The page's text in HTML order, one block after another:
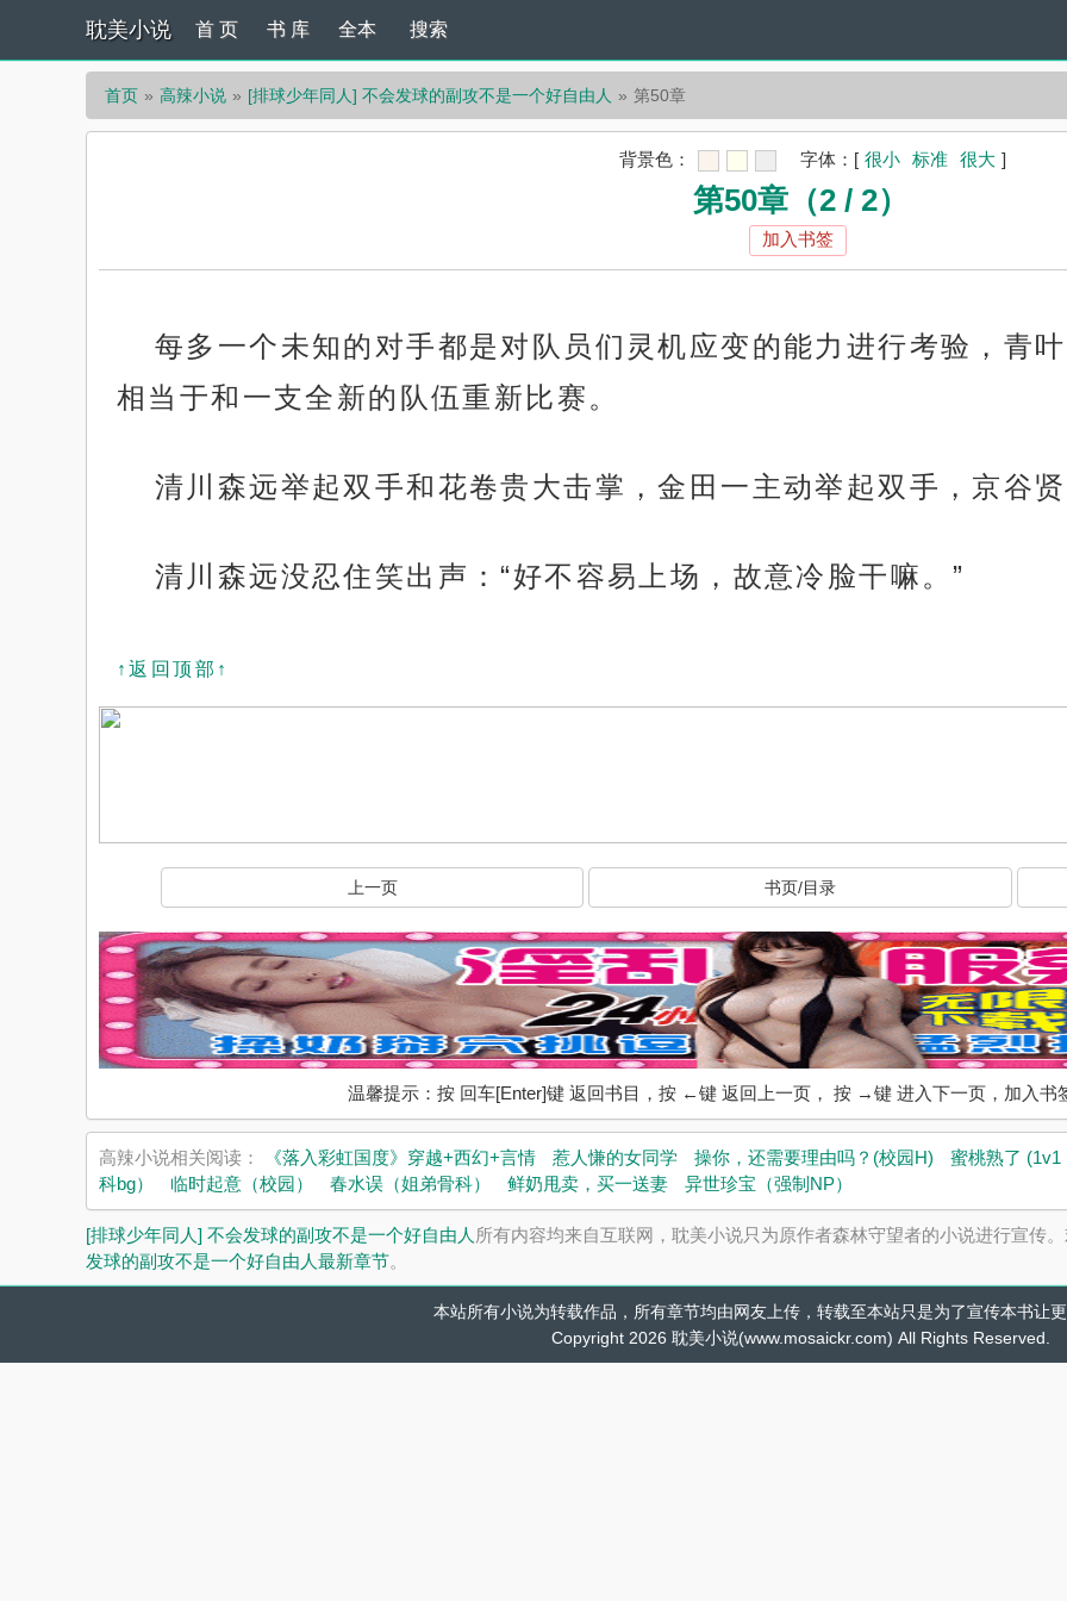
耽美小说 首 页 书 库 全本 搜索
首页 高辣小说 [排球少年同人] 不会发球的副攻不是一个好自由人 第50章
背景色： 字体： [ 很小 标准 很大 ]
第50章（2 / 2）
加入书签
每多一个未知的对手都是对队员们灵机应变的能力进行考验，青
相当于和一支全新的队伍重新比赛。
清川森远举起双手和花卷贵大击掌，金田一主动举起双手，京谷
清川森远没忍住笑出声：“好不容易上场，故意冷脸干嘛。”
↑返回顶部↑
上一页 书页/目录
温馨提示：按 回车[Enter]键 返回书目，按 ←键 返回上一页， 按 →键 进入下一页，加入书
高辣小说相关阅读： 《落入彩虹国度》穿越+西幻+言情 惹人慊的女同学 操你，还需要理由吗？(校园H)
蜜桃熟了 (1v1
科bg）
临时起意（校园） 春水误（姐弟骨科） 鲜奶甩卖，买一送妻 异世珍宝（强制NP）
[排球少年同人] 不会发球的副攻不是一个好自由人 所有内容均来自互联网，耽美小说只为原作者森林守望者的小说进行宣传
发球的副攻不是一个好自由人最新章节。
本站所有小说为转载作品，所有章节均由网友上传，转载至本站只是为了宣传本书让
Copyright 2026 耽美小说(www.mosaickr.com) All Rights Reserved.